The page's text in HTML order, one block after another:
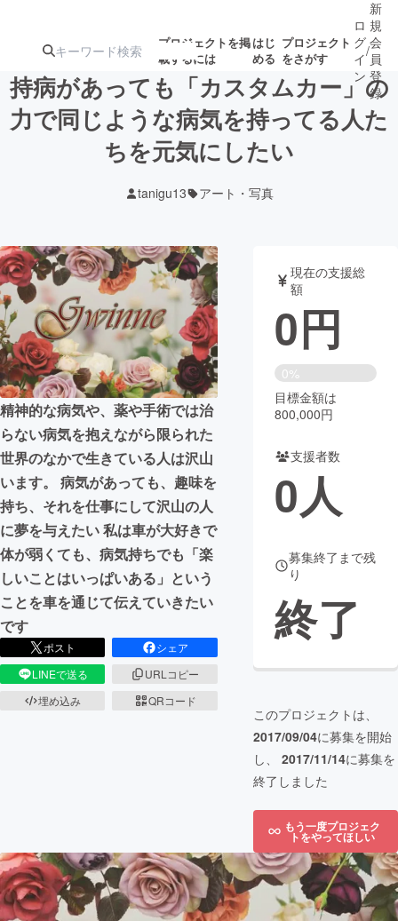
プロジェクトを掲
載するには
はじ
める
プロジェクト
をさがす
注目のリ 注目の新着プロ
ジェクト
募集終了が近いプ
テクノロジー・ガジェット
映像・映画 書籍・雑誌
ビジネス・起業 チャレンジ
まちづくり・地域活性化
CAMPFIRE for Social Good
CAMPFIRE Creation
CAMPFIREふるさと納税machi-ya コミュニティ
ロ
グ
イ
ン
/
新
規
会
員
登
録
持病があっても「カスタムカー」の
力で同じような病気を持ってる人た
ちを元気にしたい
tanigu13 アート・写真
精神的な病気や、薬や手術では治
らない病気を抱えながら限られた
世界のなかで生きている人は沢山
います。 病気があっても、趣味を
持ち、それを仕事にして沢山の人
に夢を与えたい 私は車が大好きで
体が弱くても、病気持ちでも「楽
しいことはいっぱいある」という
ことを車を通じて伝えていきたい
です
ポスト
シェア
LINEで送る
URLコピー
埋め込み
QRコード
現在の支援総
額
0円
0%
目標金額は
800,000円
支援者数
0人
募集終了まで残
り
終了
このプロジェクトは、
2017/09/04に募集を開始
し、 2017/11/14に募集を
終了しました
もう一度プロジェク
トをやってほしい